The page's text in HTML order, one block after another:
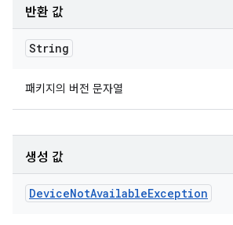
반환 값
String
패키지의 버전 문자열
생성 값
DeviceNotAvailableException